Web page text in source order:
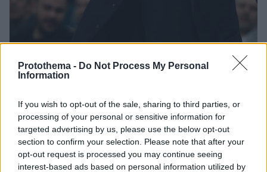
Protothema - Do Not Process My Personal
Information
If you wish to opt-out of the sale, sharing to third parties, or
processing of your personal or sensitive information for
targeted advertising by us, please use the below opt-out
section to confirm your selection. Please note that after your
opt-out request is processed you may continue seeing
interest-based ads based on personal information utilized by
Παναθηναϊκός: Ο Αταμάν δεν χρησιμοποίησε ούτε
Μπασκόνια
Λίγες μέρες μετά τις δηλώσεις του Τούρκου για
ορισμένους παίκτες, τους οποίους δεν κατονόμασε,
που «χαλάνε» το σύστημα της ομάδας του, δεν
χρησιμοποίησε καθόλου τους Σορτς και Γιουρτσεβέν
20.01.2026, 23:23